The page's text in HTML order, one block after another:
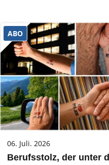
ABO
06. Juli. 2026
Berufsstolz, der unter